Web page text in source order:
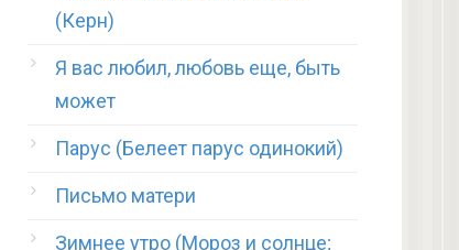
(Керн)
Я вас любил, любовь еще, быть
может
Парус (Белеет парус одинокий)
Письмо матери
Зимнее утро (Мороз и солнце;